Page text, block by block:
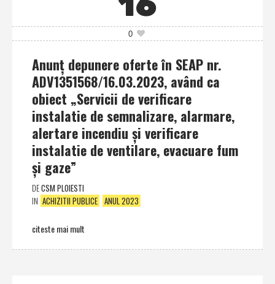
0
Anunţ depunere oferte în SEAP nr.
ADV1351568/16.03.2023, având ca
obiect „Servicii de verificare
instalatie de semnalizare, alarmare,
alertare incendiu şi verificare
instalatie de ventilare, evacuare fum
şi gaze”
DECSM PLOIESTI
IN ACHIZITII PUBLICE ANUL 2023
citeste mai mult